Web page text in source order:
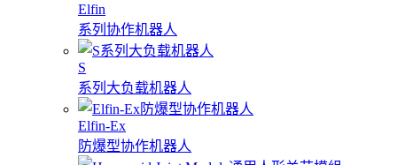
Elfin
系列协作机器人
S
系列大负载机器人
Elfin-Ex
防爆型协作机器人